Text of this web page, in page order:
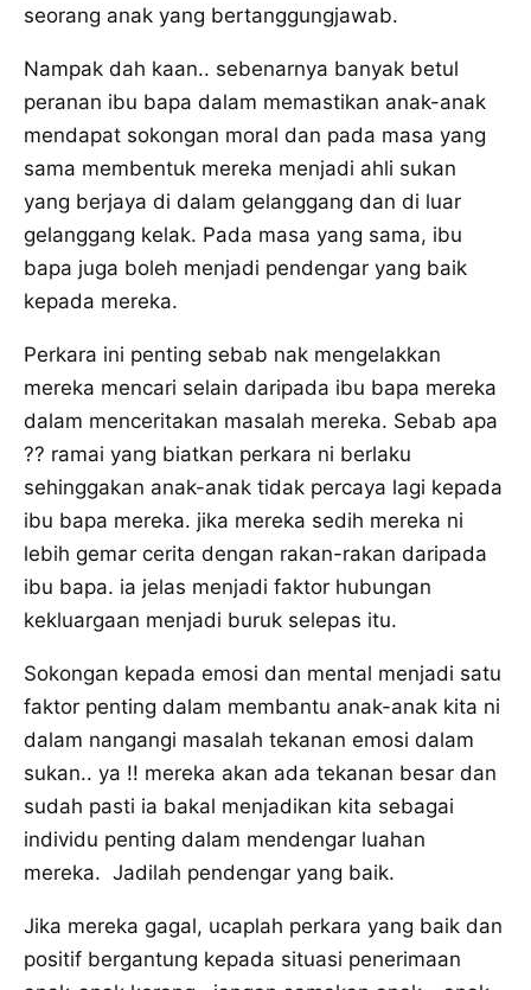
seorang anak yang bertanggungjawab.
Nampak dah kaan.. sebenarnya banyak betul
peranan ibu bapa dalam memastikan anak-anak
mendapat sokongan moral dan pada masa yang
sama membentuk mereka menjadi ahli sukan
yang berjaya di dalam gelanggang dan di luar
gelanggang kelak. Pada masa yang sama, ibu
bapa juga boleh menjadi pendengar yang baik
kepada mereka.
Perkara ini penting sebab nak mengelakkan
mereka mencari selain daripada ibu bapa mereka
dalam menceritakan masalah mereka. Sebab apa
?? ramai yang biatkan perkara ni berlaku
sehinggakan anak-anak tidak percaya lagi kepada
ibu bapa mereka. jika mereka sedih mereka ni
lebih gemar cerita dengan rakan-rakan daripada
ibu bapa. ia jelas menjadi faktor hubungan
kekluargaan menjadi buruk selepas itu.
Sokongan kepada emosi dan mental menjadi satu
faktor penting dalam membantu anak-anak kita ni
dalam nangangi masalah tekanan emosi dalam
sukan.. ya !! mereka akan ada tekanan besar dan
sudah pasti ia bakal menjadikan kita sebagai
individu penting dalam mendengar luahan
mereka. Jadilah pendengar yang baik.
Jika mereka gagal, ucaplah perkara yang baik dan
positif bergantung kepada situasi penerimaan